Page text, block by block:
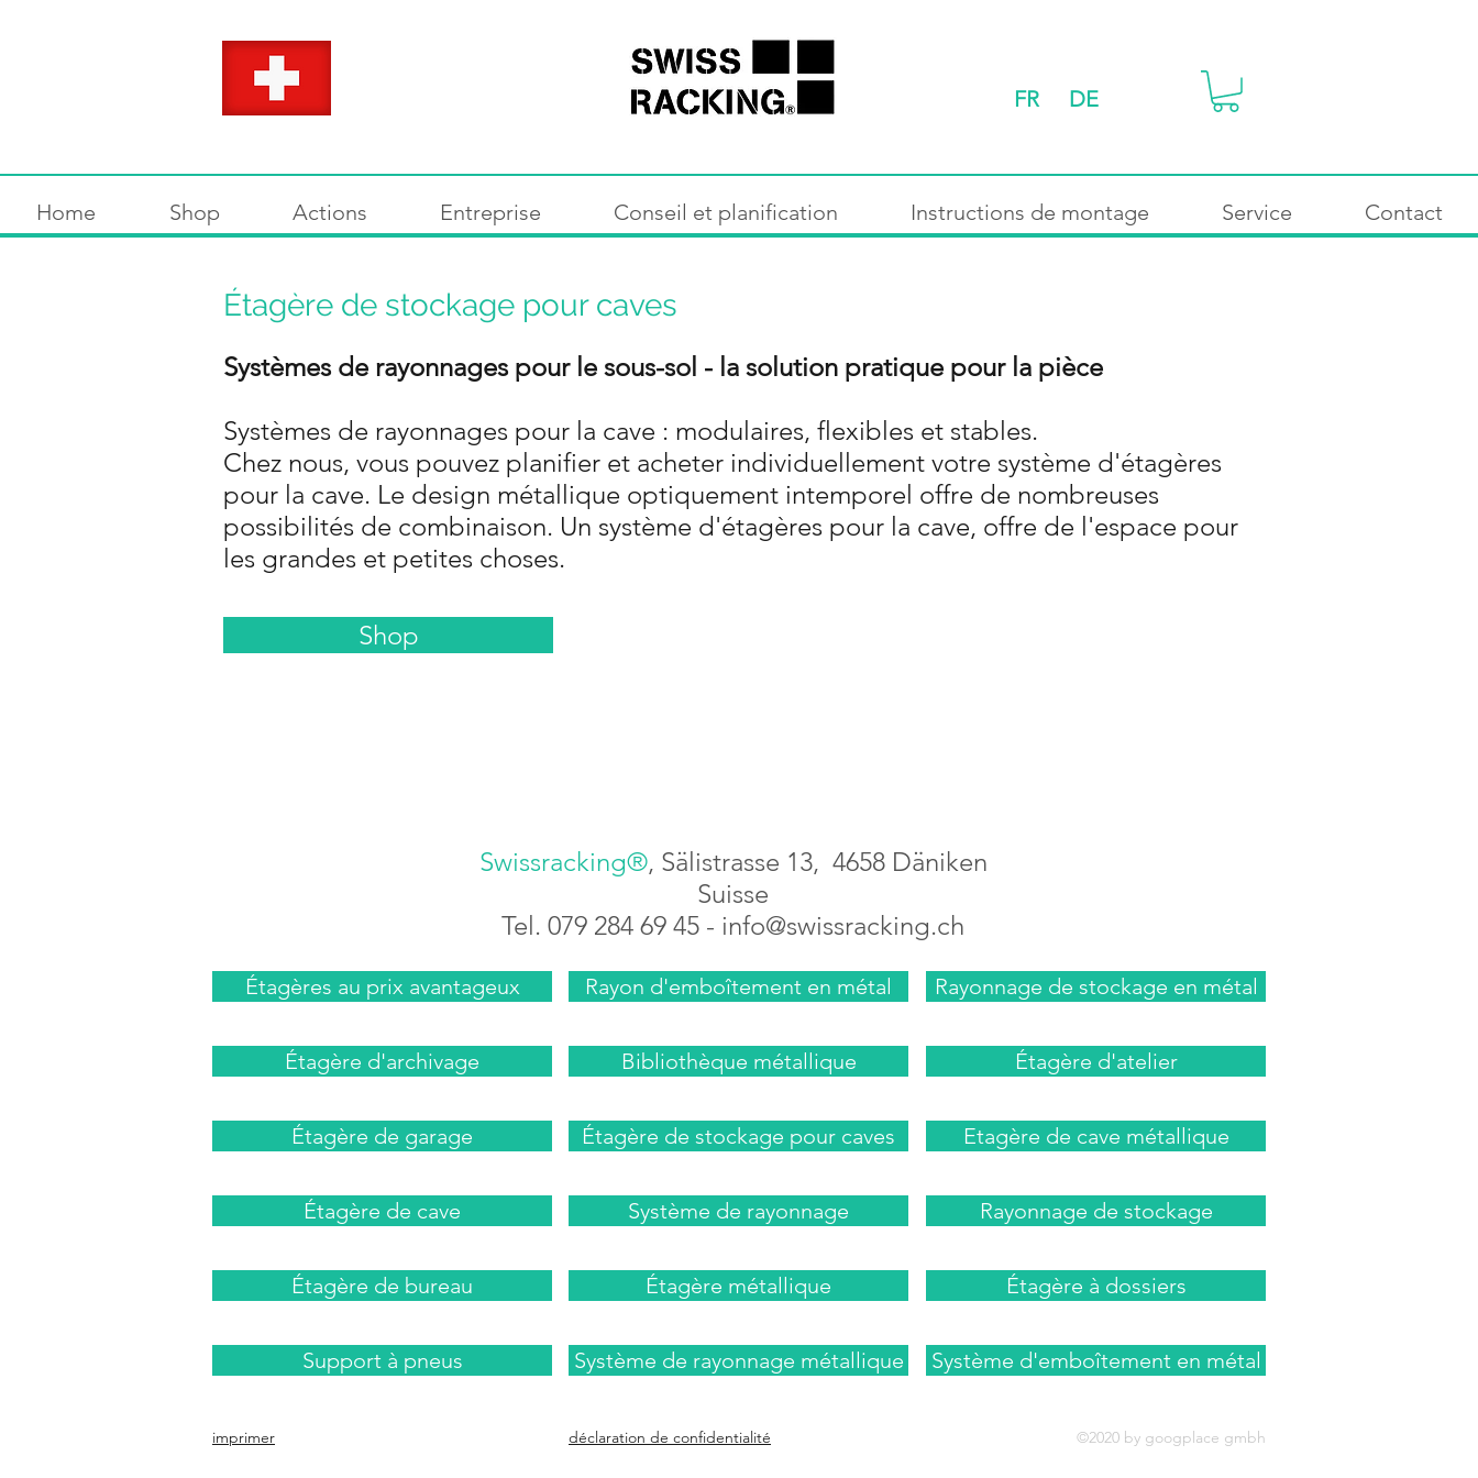
FR DE
Home Shop Actions Entreprise Conseil et planification Instructions de montage Service Contact
Étagère de stockage pour caves
Systèmes de rayonnages pour le sous-sol - la solution pratique pour la pièce
Systèmes de rayonnages pour la cave : modulaires, flexibles et stables.
Chez nous, vous pouvez planifier et acheter individuellement votre système d'étagères
pour la cave. Le design métallique optiquement intemporel offre de nombreuses
possibilités de combinaison. Un système d'étagères pour la cave, offre de l'espace pour
les grandes et petites choses.
Shop
Swissracking®, Sälistrasse 13, 4658 Däniken
Suisse
Tel. 079 284 69 45 - info@swissracking.ch
Étagères au prix avantageux
Étagère d'archivage
Étagère de garage
Étagère de cave
Étagère de bureau
Support à pneus
imprimer
Rayon d'emboîtement en métal
Bibliothèque métallique
Étagère de stockage pour caves
Système de rayonnage
Étagère métallique
Système de rayonnage métallique
déclaration de confidentialité
Rayonnage de stockage en métal
Étagère d'atelier
Etagère de cave métallique
Rayonnage de stockage
Étagère à dossiers
Système d'emboîtement en métal
©2020 by googplace gmbh